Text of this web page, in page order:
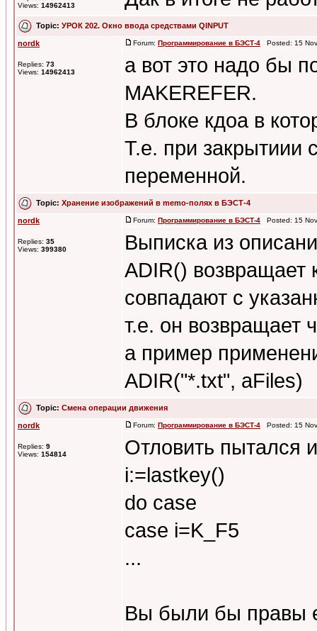
Views: 14962413
Topic: УРОК 202. Окно ввода средствами QINPUT
nordk
Replies: 73
Views: 14962413
Forum: Программирование в БЭСТ-4 Posted: 15
а вот это надо бы
MAKEREFER.
В блоке кдоа в
Т.е. при закрытиии
переменной.
Topic: Хранение изображений в memo-полях в БЭСТ-4
nordk
Replies: 35
Views: 399380
Forum: Программирование в БЭСТ-4 Posted: 15
Выписка из
ADIR() возвращает
совпадают с
т.е. он возвращает
а пример
ADIR("*.txt", aFiles)
Topic: Смена операции движения
nordk
Replies: 9
Views: 154814
Forum: Программирование в БЭСТ-4 Posted: 15
Отловить пытался
i:=lastkey()
do case
case i=K_F5
...
Вы были бы правы